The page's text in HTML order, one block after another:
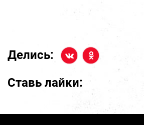
Делись:
Ставь лайки: